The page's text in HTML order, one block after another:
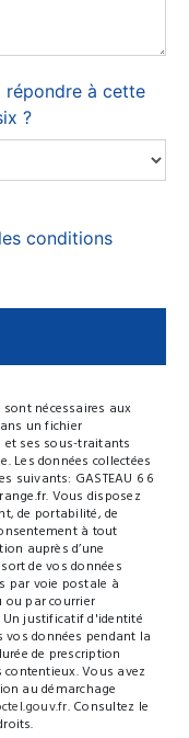
répondre à cette
?
conditions
nécessaires aux
un fichier
et ses sous-traitants
Les données collectées
suivants: GASTEAU 6 6
Vous disposez
de portabilité, de
à tout
auprès d’une
de vos données
par voie postale à
ou par courrier
justificatif d'identité
vos données pendant la
de prescription
Vous avez
au démarchage
. Consultez le